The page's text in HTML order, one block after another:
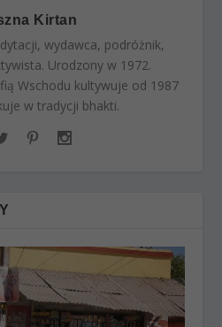
Kirtan
wydawca, podróżnik,
Urodzony w 1972.
Wschodu kultywuje od 1987
w tradycji bhakti.